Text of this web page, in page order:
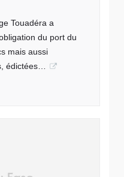
Touadéra a
du port du
mais aussi
édictées…